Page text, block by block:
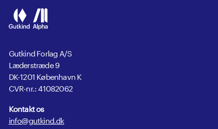
Gutkind Forlag A/S
Læderstræde 9
DK-1201 København K
CVR-nr.: 41082062
Kontakt os
info@gutkind.dk